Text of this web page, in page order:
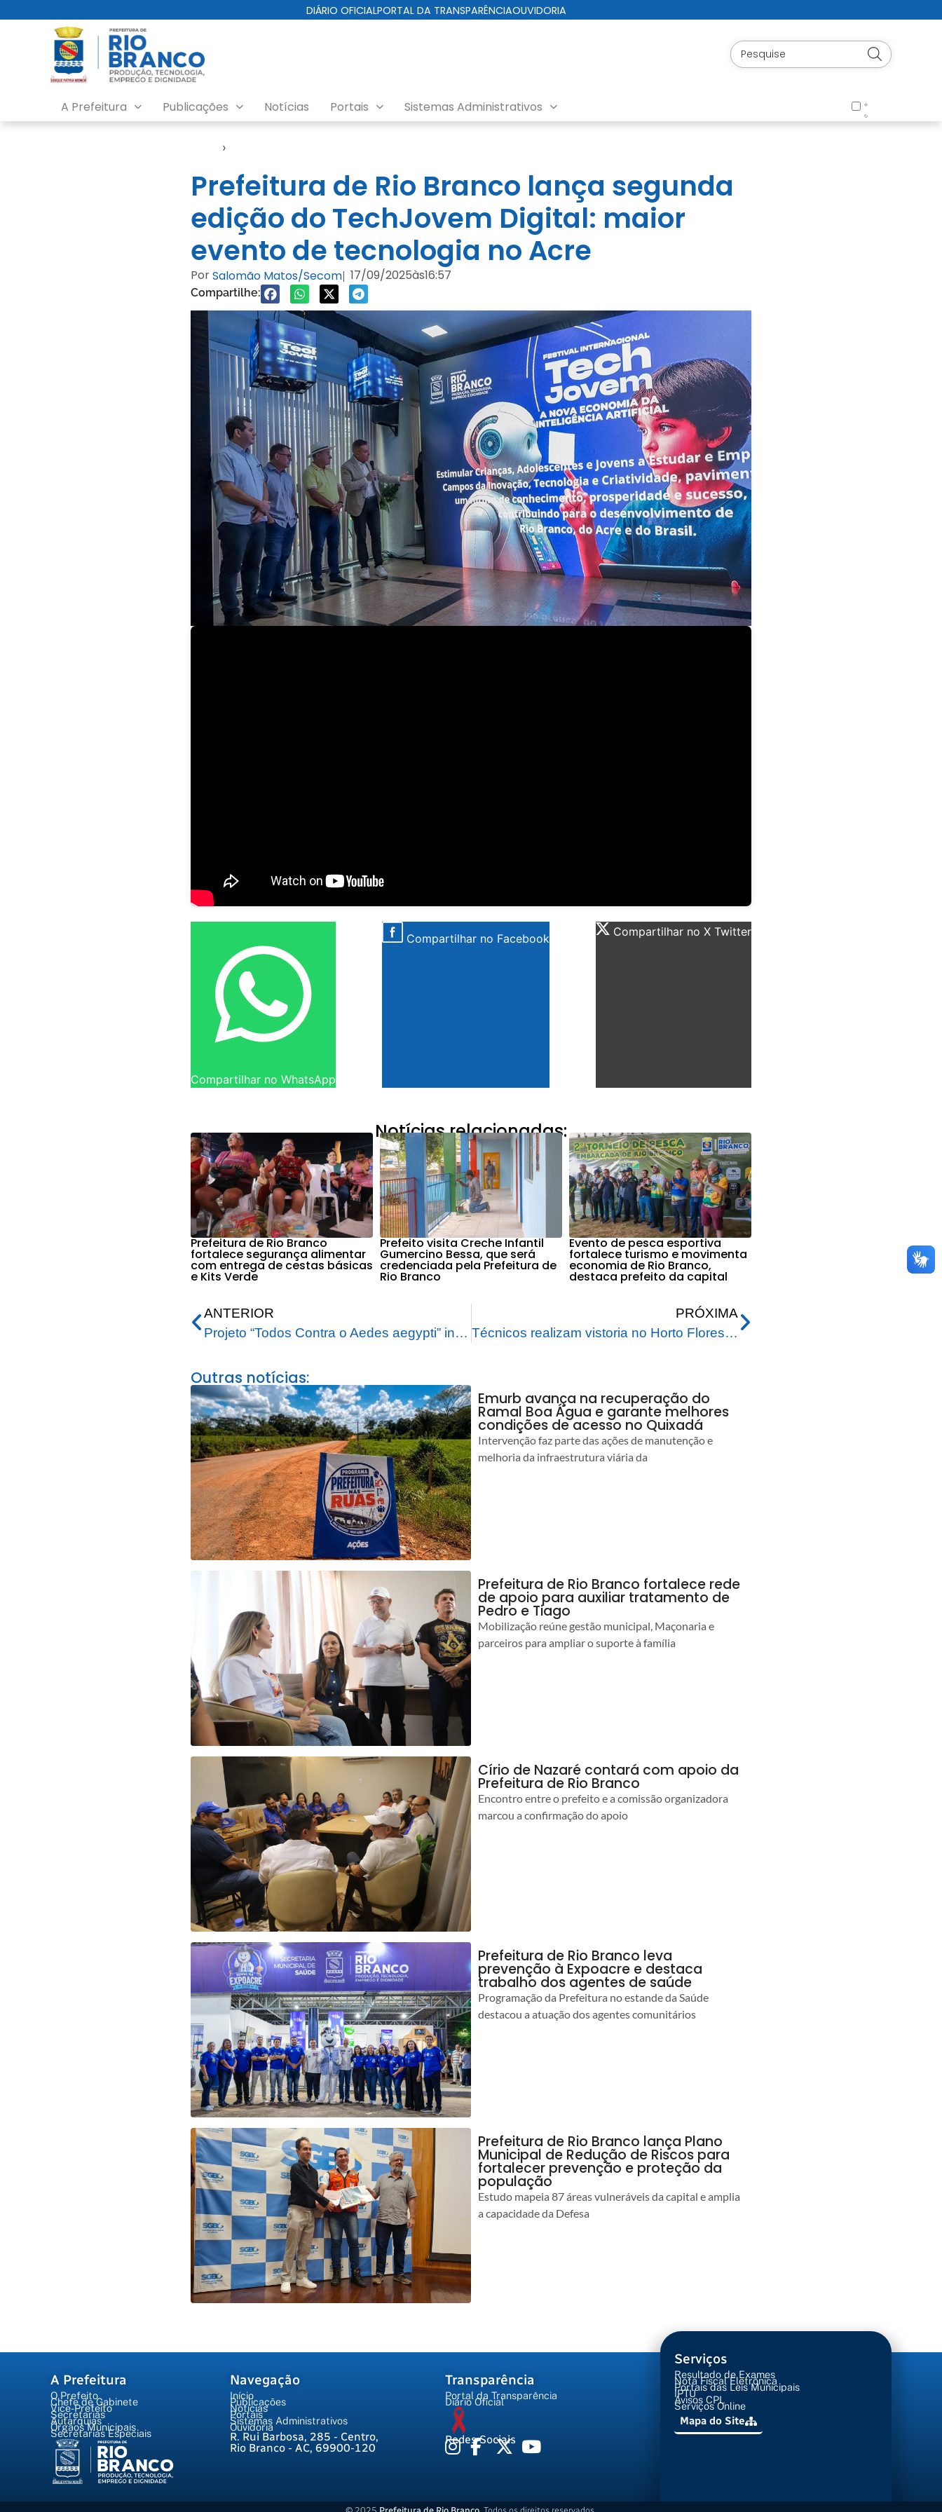
DIÁRIO OFICIALPORTAL DA TRANSPARÊNCIAOUVIDORIA
A Prefeitura Publicações Notícias Portais Sistemas Administrativos
›
Prefeitura de Rio Branco lança segunda
edição do TechJovem Digital: maior
evento de tecnologia no Acre
PorSalomão Matos/Secom| 17/09/2025às16:57
Compartilhe:
Compartilhar no WhatsApp
Compartilhar no Facebook Compartilhar no X Twitter
Notícias relacionadas:
Prefeitura de Rio Branco
fortalece segurança alimentar
com entrega de cestas básicas
e Kits Verde
Prefeito visita Creche Infantil
Gumercino Bessa, que será
credenciada pela Prefeitura de
Rio Branco
Evento de pesca esportiva
fortalece turismo e movimenta
economia de Rio Branco,
destaca prefeito da capital
ANTERIOR
Projeto “Todos Contra o Aedes aegypti” inicia segunda etapa com formação e Dia D de mobilização em Rio Branco
PRÓXIMA
Técnicos realizam vistoria no Horto Florestal para a segunda edição do Festival da Macaxeira
Outras notícias:
Emurb avança na recuperação do
Ramal Boa Água e garante melhores
condições de acesso no Quixadá
Intervenção faz parte das ações de manutenção e
melhoria da infraestrutura viária da
Prefeitura de Rio Branco fortalece rede
de apoio para auxiliar tratamento de
Pedro e Tiago
Mobilização reúne gestão municipal, Maçonaria e
parceiros para ampliar o suporte à família
Círio de Nazaré contará com apoio da
Prefeitura de Rio Branco
Encontro entre o prefeito e a comissão organizadora
marcou a confirmação do apoio
Prefeitura de Rio Branco leva
prevenção à Expoacre e destaca
trabalho dos agentes de saúde
Programação da Prefeitura no estande da Saúde
destacou a atuação dos agentes comunitários
Prefeitura de Rio Branco lança Plano
Municipal de Redução de Riscos para
fortalecer prevenção e proteção da
população
Estudo mapeia 87 áreas vulneráveis da capital e amplia
a capacidade da Defesa
A Prefeitura
O Prefeito
Chefe de Gabinete
Vice-Prefeito
Secretarias
Autarquias
Órgãos Municipais
Secretarias Especiais
Navegação
Início
Publicações
Notícias
Portais
Sistemas Administrativos
Ouvidoria
R. Rui Barbosa, 285 - Centro,
Rio Branco - AC, 69900-120
Transparência
Portal da Transparência
Diário Oficial
Redes Sociais
Serviços
Resultado de Exames
Nota Fiscal Eletrônica
Portais das Leis Municipais
IPTU
Avisos CPL
Serviços Online
Mapa do Site